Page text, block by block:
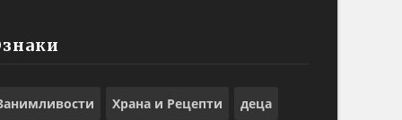
Храна и Рецепти деца